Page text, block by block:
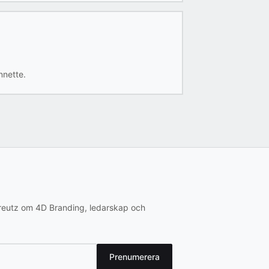
om 4D Branding, ledarskap och
Prenumerera